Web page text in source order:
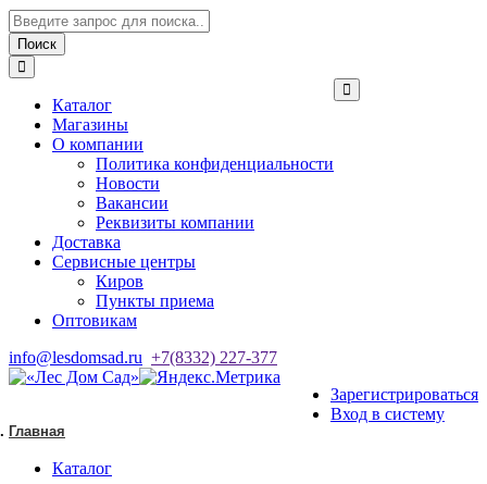
Поиск
Каталог
Магазины
О компании
Политика конфиденциальности
Новости
Вакансии
Реквизиты компании
Доставка
Сервисные центры
Киров
Пункты приема
Оптовикам
info@lesdomsad.ru +7(8332) 227-377
Зарегистрироваться
Вход в систему
Каталог
Главная